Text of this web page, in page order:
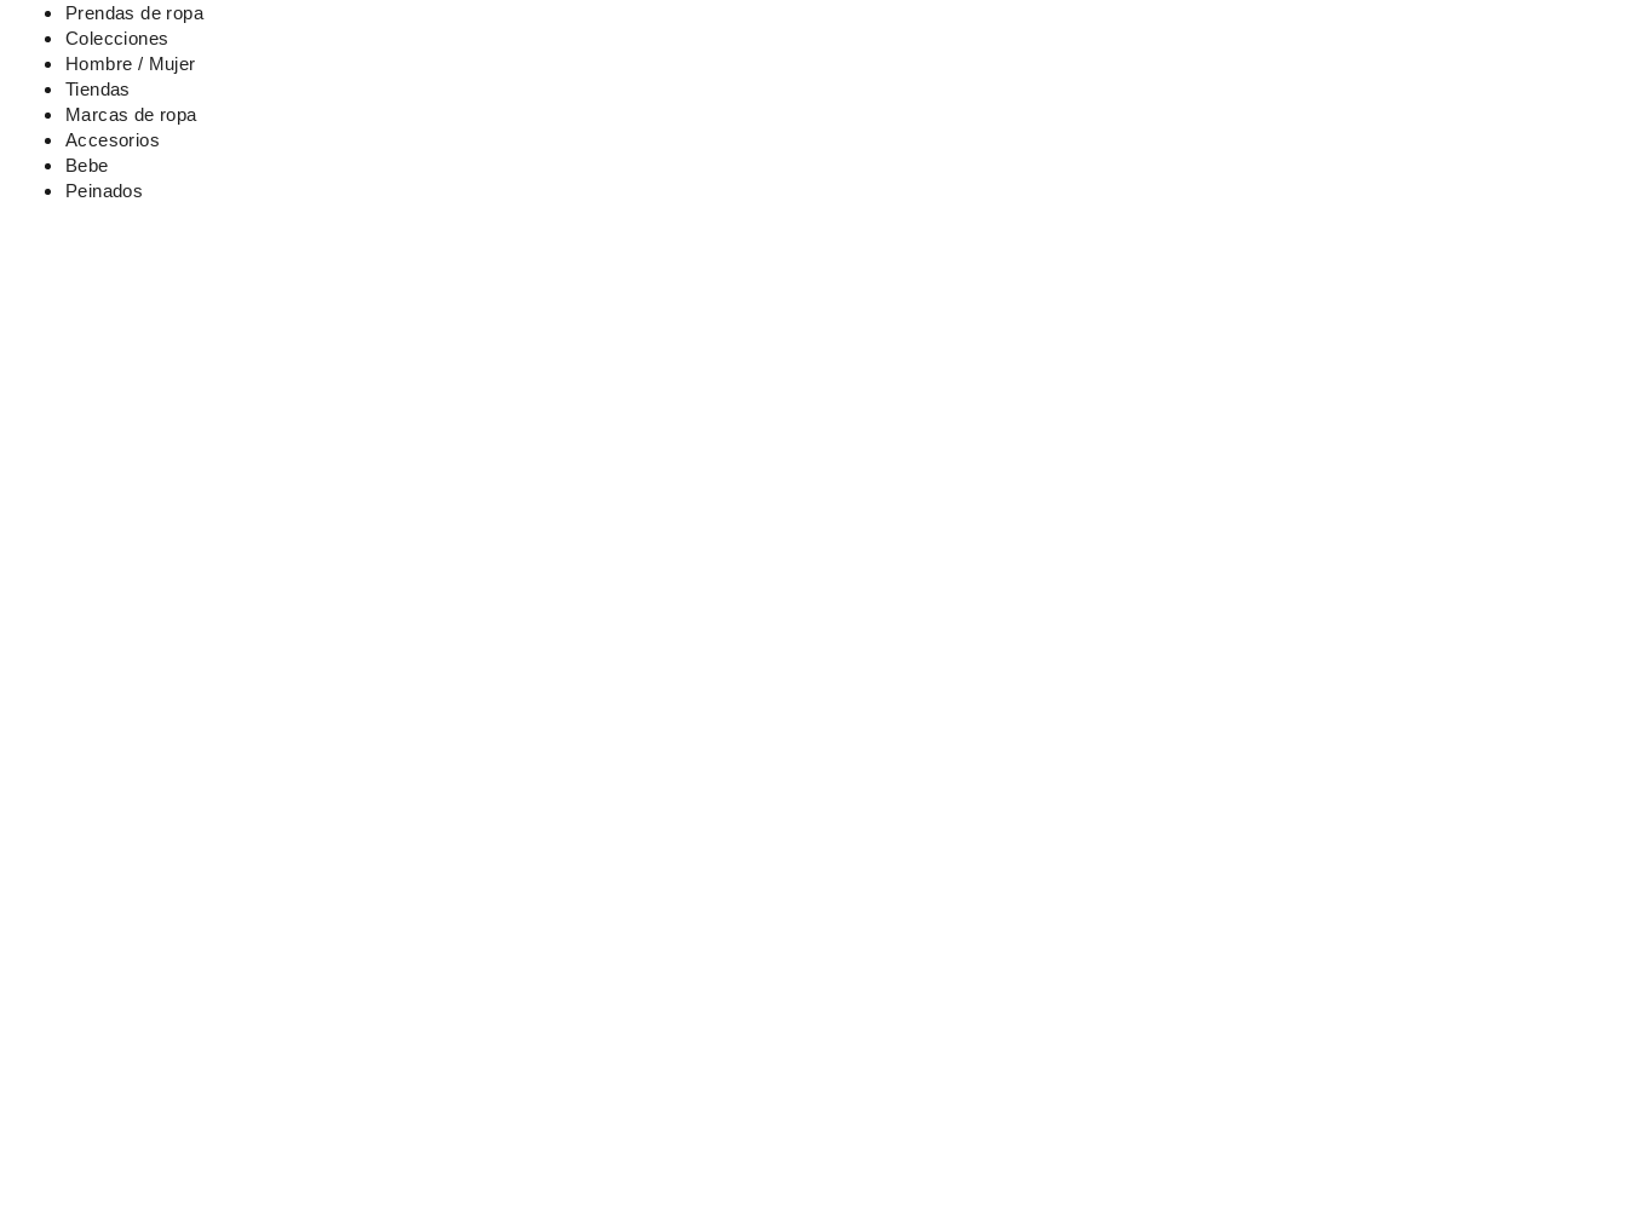
contenido
Prendas de ropa
Colecciones
Hombre / Mujer
Tiendas
Marcas de ropa
Accesorios
Bebe
Peinados